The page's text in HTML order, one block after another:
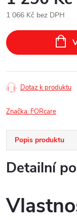
1 066 Kč bez DPH
cena:
Dotaz k produktu
Značka: FORcare
Popis produktu
Detailní